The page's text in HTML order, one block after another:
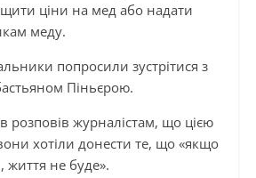
ціни на мед або надати
меду.
попросили зустрітися з
Піньєрою.
розповів журналістам, що цією
хотіли донести те, що «якщо
життя не буде».